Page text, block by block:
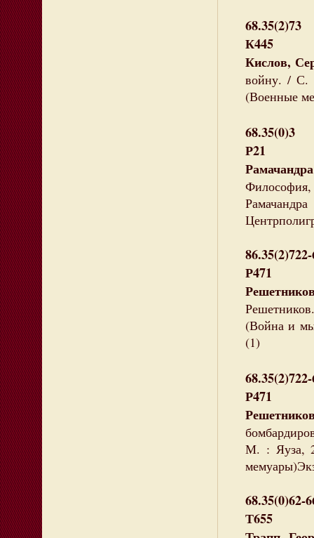
68.35(2)73
К445
Кислов,
войну. /
(Военные
68.35(0)3
Р21
Р471
(Война и
(1)
Р471
М. : Яуза,
68.35(0)62-
Т655